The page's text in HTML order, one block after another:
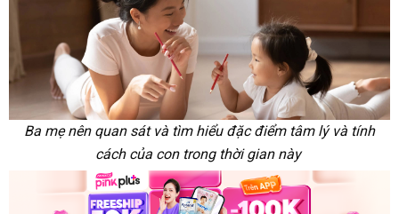
Ba mẹ nên quan sát và tìm hiểu đặc điểm tâm lý và tính
cách của con trong thời gian này